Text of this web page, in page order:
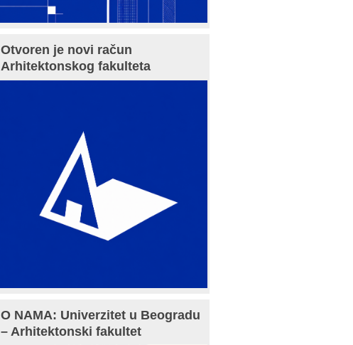
Otvoren je novi račun
Arhitektonskog fakulteta
O NAMA: Univerzitet u Beogradu
– Arhitektonski fakultet